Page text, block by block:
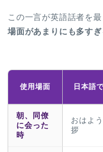
この一言が英語話者を
場面があまりにも多すぎ
使用場面 日本語
朝、同僚
に会った
時
おはよ
拶